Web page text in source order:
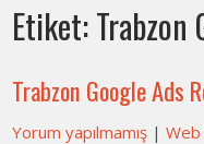
Etiket:Trabzon
Trabzon Google Ads
Yorum yapılmamış |Web